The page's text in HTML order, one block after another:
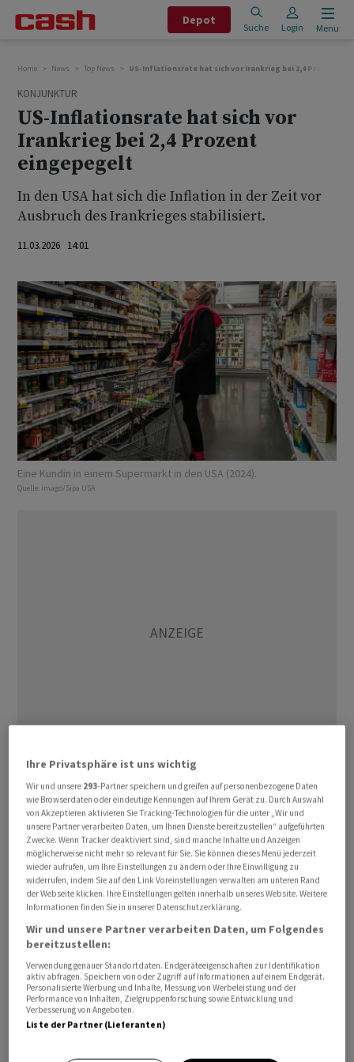
Depot
Suche Login Menu
Home News Top News US-Inflationsrate hat sich vor Irankrieg bei 2,4 Prozent
KONJUNKTUR
US-Inflationsrate hat sich vor
Irankrieg bei 2,4 Prozent
eingepegelt
In den USA hat sich die Inflation in der Zeit vor
Ausbruch ‌des ⁠Irankrieges stabilisiert.
11.03.2026 14:01
Eine Kundin in einem Supermarkt in den USA (2024).
Quelle: imago/Sipa USA
Die Konsumentenpreise stiegen im Februar um ⁠2,4
Prozent zum Vorjahresmonat und damit genauso
schnell wie im ‌Januar, wie das US-Arbeitsministerium
am Mittwoch ‌mitteilte. Von Reuters befragte
Ökonomen ​hatten damit gerechnet.
Auch die Kerninflation, also die Jahresteuerung ohne
die schwankungsanfälligen Preise für Energie und
Lebensmittel, stabilisierte sich - und zwar bei 2,5
Rate besonders im Blick, da sie den zugrunde liegenden
Inflationstrend gut abbildet. «Der Preisdruck war ​schon
vor Beginn des Iran-Krieges erhöht, ​verstärkt hat er sich
nicht», ​konstatiert Ökonom Bastian Hepperle von der
Hauck Aufhäuser Lampe Privatbank. ‌Mit den kräftig
Ihre Privatsphäre ist uns wichtig
Wir und unsere 293-Partner speichern und greifen auf personenbezogene Daten
wie Browserdaten oder eindeutige Kennungen auf Ihrem Gerät zu. Durch Auswahl
von Akzeptieren aktivieren Sie Tracking-Technologien für die unter „Wir und
unsere Partner verarbeiten Daten, um Ihnen Dienste bereitzustellen“ aufgeführten
Zwecke. Wenn Tracker deaktiviert sind, sind manche Inhalte und Anzeigen
möglicherweise nicht mehr so relevant für Sie. Sie können dieses Menü jederzeit
wieder aufrufen, um Ihre Einstellungen zu ändern oder Ihre Einwilligung zu
widerrufen, indem Sie auf den Link Voreinstellungen verwalten am unteren Rand
der Webseite klicken. Ihre Einstellungen gelten innerhalb unseres Website. Weitere
Informationen finden Sie in unserer Datenschutzerklärung.
Wir und unsere Partner verarbeiten Daten, um Folgendes
bereitzustellen:
Verwendung genauer Standortdaten. Endgeräteeigenschaften zur Identifikation
aktiv abfragen. Speichern von oder Zugriff auf Informationen auf einem Endgerät.
Personalisierte Werbung und Inhalte, Messung von Werbeleistung und der
Performance von Inhalten, Zielgruppenforschung sowie Entwicklung und
Verbesserung von Angeboten.
Liste der Partner (Lieferanten)